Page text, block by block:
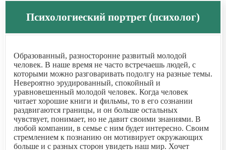
Психологиеский портрет (психолог)
Образованный, разносторонне развитый молодой
человек. В наше время не часто встречаешь людей, с
которыми можно разговаривать подолгу на разные темы.
Невероятно эрудированный, спокойный и
уравновешенный молодой человек. Когда человек
читает хорошие книги и фильмы, то в его сознании
раздвигаются границы, и он больше остальных
чувствует, понимает, но не давит своими знаниями. В
любой компании, в семье с ним будет интересно. Своим
стремлением к познанию он мотивирует окружающих
больше и с разных сторон увидеть наш мир. Хочет